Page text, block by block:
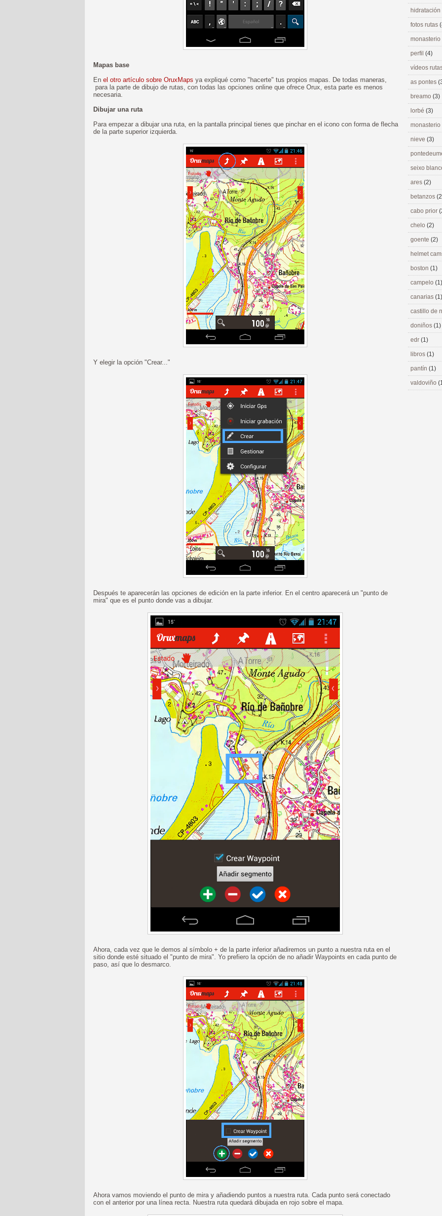
Mapas base
En el otro artículo sobre OruxMaps ya expliqué como "hacerte" tus propios mapas. De todas maneras,
para la parte de dibujo de rutas, con todas las opciones online que ofrece Orux, esta parte es menos
necesaria.
Dibujar una ruta
Para empezar a dibujar una ruta, en la pantalla principal tienes que pinchar en el icono con forma de flecha
de la parte superior izquierda.
Y elegir la opción "Crear..."
Después te aparecerán las opciones de edición en la parte inferior. En el centro aparecerá un "punto de
mira" que es el punto donde vas a dibujar.
Ahora, cada vez que le demos al símbolo + de la parte inferior añadiremos un punto a nuestra ruta en el
sitio donde esté situado el "punto de mira". Yo prefiero la opción de no añadir Waypoints en cada punto de
paso, así que lo desmarco.
Ahora vamos moviendo el punto de mira y añadiendo puntos a nuestra ruta. Cada punto será conectado
con el anterior por una línea recta. Nuestra ruta quedará dibujada en rojo sobre el mapa.
hidratación
fotos rutas
perfil (4)
vídeos
as pontes
breamo (3)
lorbé (3)
nieve (3)
seixo
ares (2)
betanzos
cabo prior
chelo (2)
goente (2)
helmet
boston (1)
campelo (1)
canarias (1)
castillo de
doniños (1)
edr (1)
libros (1)
pantín (1)
valdoviño